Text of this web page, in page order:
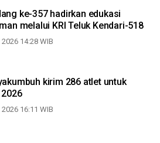
ke-357 hadirkan edukasi
melalui KRI Teluk Kendari-518
14:28 WIB
kirim 286 atlet untuk
16:11 WIB